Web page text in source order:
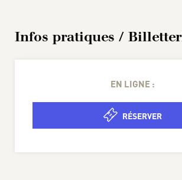
Infos pratiques /
EN LIGNE :
RÉSERVER